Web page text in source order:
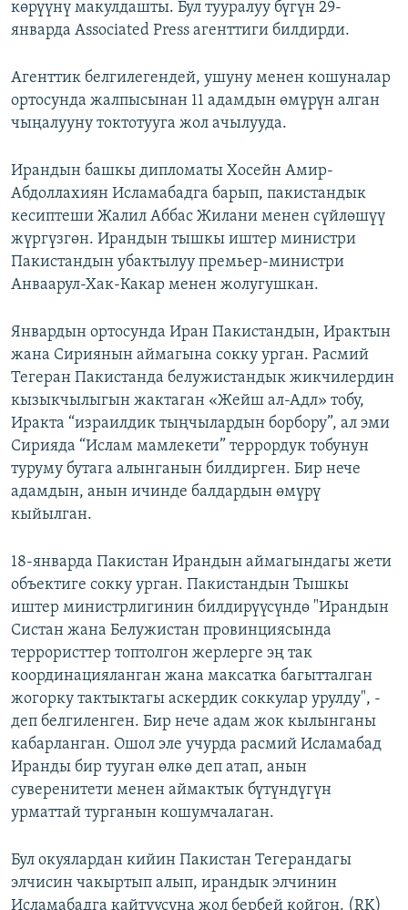
көрүүнү макулдашты. Бул тууралуу бүгүн 29-
январда Associated Press агенттиги билдирди.
Агенттик белгилегендей, ушуну менен кошуналар
ортосунда жалпысынан 11 адамдын өмүрүн алган
чыңалууну токтотууга жол ачылууда.
Ирандын башкы дипломаты Хосейн Амир-
Абдоллахиян Исламабадга барып, пакистандык
кесиптеши Жалил Аббас Жилани менен сүйлөшүү
жүргүзгөн. Ирандын тышкы иштер министри
Пакистандын убактылуу премьер-министри
Анваарул-Хак-Какар менен жолугушкан.
Январдын ортосунда Иран Пакистандын, Ирактын
жана Сириянын аймагына сокку урган. Расмий
Тегеран Пакистанда белужистандык жикчилердин
кызыкчылыгын жактаган «Жейш ал-Адл» тобу,
Иракта “израилдик тыңчылардын борбору”, ал эми
Сирияда “Ислам мамлекети” террордук тобунун
туруму бутага алынганын билдирген. Бир нече
адамдын, анын ичинде балдардын өмүрү
кыйылган.
18-январда Пакистан Ирандын аймагындагы жети
объектиге сокку урган. Пакистандын Тышкы
иштер министрлигинин билдирүүсүндө "Ирандын
Систан жана Белужистан провинциясында
террористтер топтолгон жерлерге эң так
координацияланган жана максатка багытталган
жогорку тактыктагы аскердик соккулар урулду", -
деп белгиленген. Бир нече адам жок кылынганы
кабарланган. Ошол эле учурда расмий Исламабад
Иранды бир тууган өлкө деп атап, анын
суверенитети менен аймактык бүтүндүгүн
урматтай турганын кошумчалаган.
Бул окуялардан кийин Пакистан Тегерандагы
элчисин чакыртып алып, ирандык элчинин
Исламабадга кайтуусуна жол бербей койгон. (RK)